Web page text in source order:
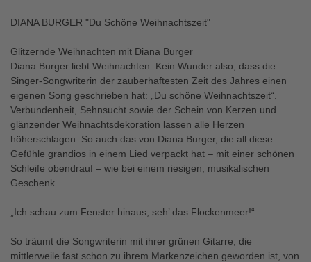
DIANA BURGER "Du Schöne Weihnachtszeit"
Glitzernde Weihnachten mit Diana Burger
Diana Burger liebt Weihnachten. Kein Wunder also, dass die
Singer-Songwriterin der zauberhaftesten Zeit des Jahres einen
eigenen Song geschrieben hat: „Du schöne Weihnachtszeit“.
Verbundenheit, Sehnsucht sowie der Schein von Kerzen und
glänzender Weihnachtsdekoration lassen alle Herzen
höherschlagen. So auch das von Diana Burger, die all diese
Gefühle grandios in einem Lied verpackt hat – mit einer schönen
Schleife obendrauf – wie bei einem riesigen, musikalischen
Geschenk.
„Ich schau zum Fenster hinaus, seh’ das Flockenmeer!“
So träumt die Songwriterin mit ihrer grünen Gitarre, die
mittlerweile fast schon zu ihrem Markenzeichen geworden ist, von